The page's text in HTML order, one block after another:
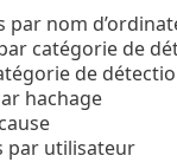
par nom
catégorie de
de
hachage
par utilisateur